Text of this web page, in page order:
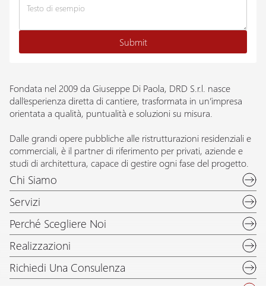
Fondata nel 2009 da Giuseppe Di Paola, DRD S.r.l. nasce
dall’esperienza diretta di cantiere, trasformata in un’impresa
orientata a qualità, puntualità e soluzioni su misura.
Dalle grandi opere pubbliche alle ristrutturazioni residenziali e
commerciali, è il partner di riferimento per privati, aziende e
studi di architettura, capace di gestire ogni fase del progetto.
Chi Siamo
Servizi
Perché Scegliere Noi
Realizzazioni
Richiedi Una Consulenza